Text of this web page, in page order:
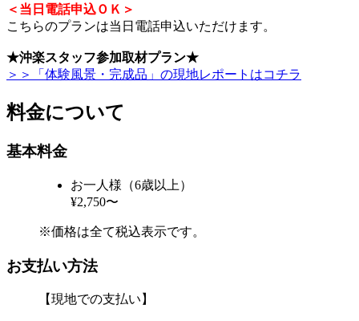
＜当日電話申込ＯＫ＞
こちらのプランは当日電話申込いただけます。
★沖楽スタッフ参加取材プラン★
＞＞「体験風景・完成品」の現地レポートはコチラ
料金について
基本料金
お一人様（6歳以上）
¥2,750〜
※価格は全て税込表示です。
お支払い方法
【現地での支払い】